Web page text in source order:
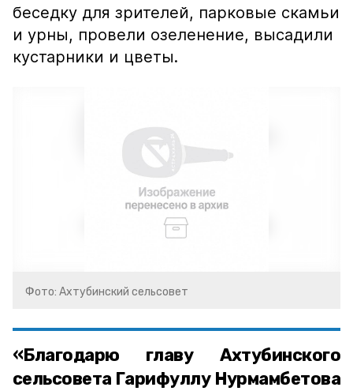
беседку для зрителей, парковые скамьи
и урны, провели озеленение, высадили
кустарники и цветы.
Фото: Ахтубинский сельсовет
«Благодарю главу Ахтубинского
сельсовета Гарифуллу Нурмамбетова